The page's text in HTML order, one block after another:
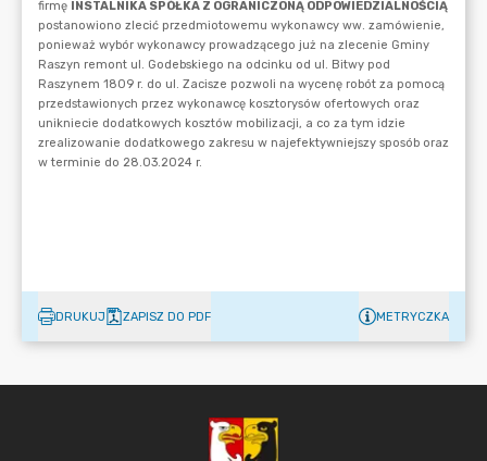
DRUKUJ ZAPISZ DO PDF METRYCZKA